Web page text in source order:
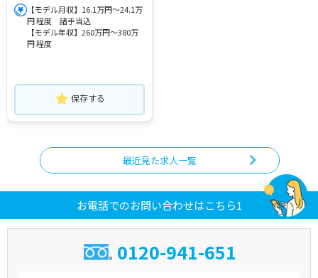
【モデル月収】16.1万円～24.1万
円 程度 諸手当込
【モデル年収】260万円～380万
円 程度
保存する
最近見た求人一覧
お電話でのお問い合わせはこちら1
0120-941-651